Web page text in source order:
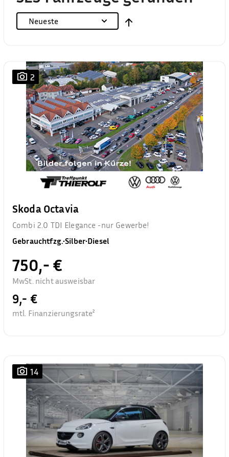
Neueste
2
Skoda Octavia
Combi 2.0 TDI Elegance -nur Gewerbe!
Gebrauchtfzg.•Silber•Diesel
750,- €
MwSt. nicht ausweisbar
9,- €
mtl. Finanzierungsrate²
14